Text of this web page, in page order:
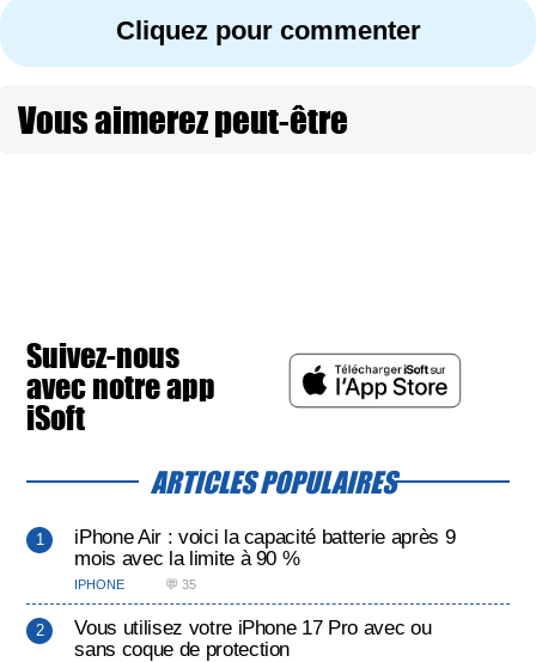
Cliquez pour commenter
Vous aimerez peut-être
Suivez-nous
avec notre app
iSoft
ARTICLES POPULAIRES
iPhone Air : voici la capacité batterie après 9
mois avec la limite à 90 %
IPHONE 💬 35
Vous utilisez votre iPhone 17 Pro avec ou
sans coque de protection